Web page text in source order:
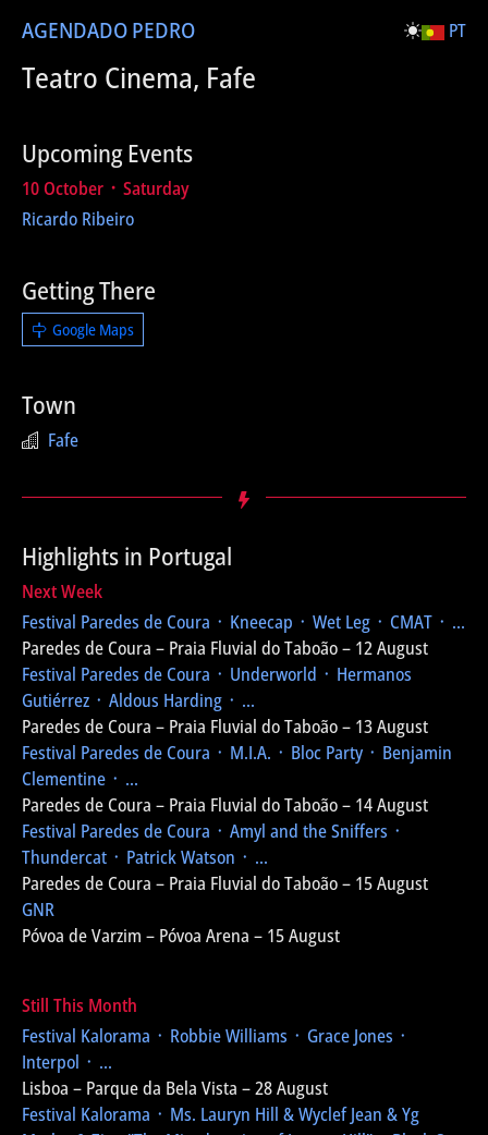
AGENDADO PEDRO PT
Teatro Cinema, Fafe
Upcoming Events
10 October ᛫ Saturday
Ricardo Ribeiro
Getting There
Google Maps
Town
Fafe
Highlights in Portugal
Next Week
Festival Paredes de Coura ᛫ Kneecap ᛫ Wet Leg ᛫ CMAT ᛫ ...
Paredes de Coura – Praia Fluvial do Taboão – 12 August
Festival Paredes de Coura ᛫ Underworld ᛫ Hermanos
Gutiérrez ᛫ Aldous Harding ᛫ ...
Paredes de Coura – Praia Fluvial do Taboão – 13 August
Festival Paredes de Coura ᛫ M.I.A. ᛫ Bloc Party ᛫ Benjamin
Clementine ᛫ ...
Paredes de Coura – Praia Fluvial do Taboão – 14 August
Festival Paredes de Coura ᛫ Amyl and the Sniffers ᛫
Thundercat ᛫ Patrick Watson ᛫ ...
Paredes de Coura – Praia Fluvial do Taboão – 15 August
GNR
Póvoa de Varzim – Póvoa Arena – 15 August
Still This Month
Festival Kalorama ᛫ Robbie Williams ᛫ Grace Jones ᛫
Interpol ᛫ ...
Lisboa – Parque da Bela Vista – 28 August
Festival Kalorama ᛫ Ms. Lauryn Hill & Wyclef Jean & Yg